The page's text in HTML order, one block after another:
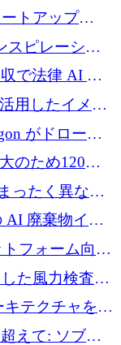
クノロジーに
トアップ
スピレーショ
を拡張するた
で法律 AI ス
用したイメー
するためにシ
がドローン
、3,000 万ドル
のため120万
ったく異なる
えめな」後任
AI 廃棄物イン
シリーズ B で
フォーム向け
得た風力検査の
以上を確保
テクチャを拡
達
えて: ソブリ